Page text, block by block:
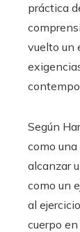
práctica
vuelto un
Según
como
alcanzar
como un
al
cuerpo